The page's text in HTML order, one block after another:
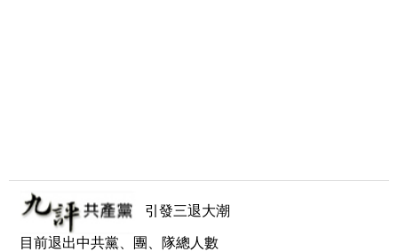
引發三退大潮
目前退出中共黨、團、隊總人數